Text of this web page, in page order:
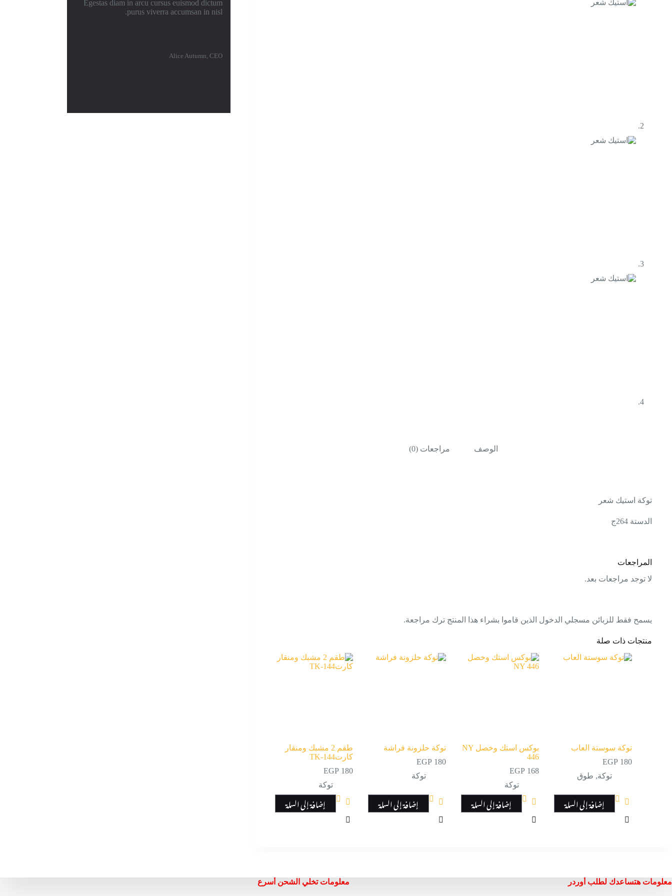
الوصف مراجعات (0)
توكة استيك شعر
الدستة 264ج
المراجعات
لا توجد مراجعات بعد.
يسمح فقط للزبائن مسجلي الدخول الذين قاموا بشراء هذا المنتج ترك مراجعة.
منتجات ذات صلة
توكة سوستة العاب
EGP 180
توكة, طوق
إضافة إلى السلة
بوكس استك وخصل NY
446
EGP168
توكة
إضافة إلى السلة
توكة حلزونة فراشة
EGP180
توكة
إضافة إلى السلة
طقم 2 مشبك ومنقار
كارتTK-144
EGP180
توكة
إضافة إلى السلة
Egestas diam in arcu cursus euismod dictum
purus viverra accumsan in nisl.
Alice Autumn, CEO
معلومات هتساعدك لطلب أوردر معلومات تخلي الشحن أسرع